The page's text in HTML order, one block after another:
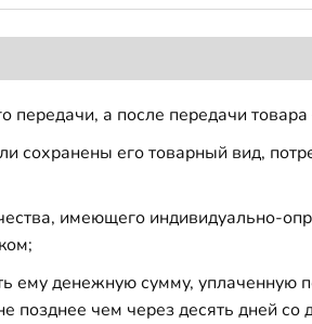
передачи, а после передачи
его товарный вид,
имеющего индивидуально-
ему денежную сумму, уплаченную
позднее чем через десять дней